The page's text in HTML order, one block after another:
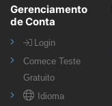
Gerenciamento
de Conta
Login
Comece Teste
Gratuito
Idioma